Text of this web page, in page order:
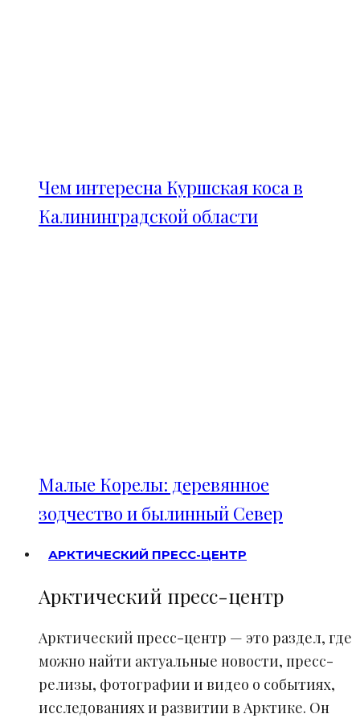
Чем интересна Куршская коса в
Калининградской области
Малые Корелы: деревянное
зодчество и былинный Север
АРКТИЧЕСКИЙ ПРЕСС-ЦЕНТР
Арктический пресс-центр
Арктический пресс-центр — это раздел, где
можно найти актуальные новости, пресс-
релизы, фотографии и видео о событиях,
исследованиях и развитии в Арктике. Он